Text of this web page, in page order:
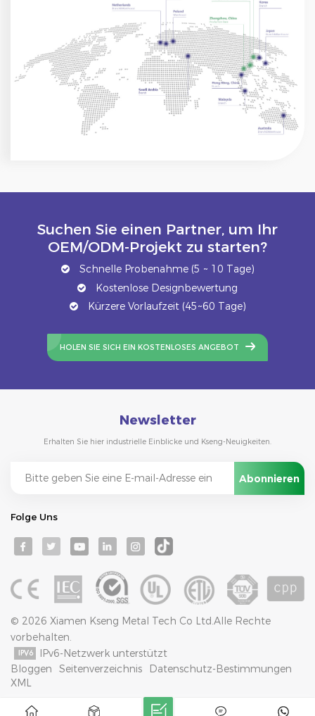
Suchen Sie einen Partner, um Ihr
OEM/ODM-Projekt zu starten?
Schnelle Probenahme (5 ~ 10 Tage)
Kostenlose Designbewertung
Kürzere Vorlaufzeit (45~60 Tage)
HOLEN SIE SICH EIN KOSTENLOSES ANGEBOT
Newsletter
Erhalten Sie hier industrielle Einblicke und Kseng-Neuigkeiten.
Folge Uns
© 2026 Xiamen Kseng Metal Tech Co Ltd.Alle Rechte
vorbehalten.
IPv6-Netzwerk unterstützt
Bloggen
Seitenverzeichnis
Datenschutz-Bestimmungen
XML